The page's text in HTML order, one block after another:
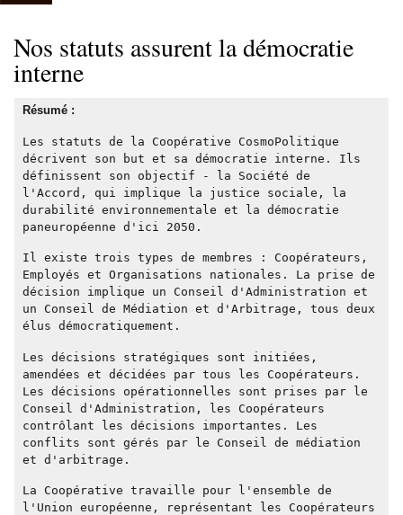
Nos statuts assurent la démocratie
interne
Résumé :
Les statuts de la Coopérative CosmoPolitique
décrivent son but et sa démocratie interne. Ils
définissent son objectif - la Société de
l'Accord, qui implique la justice sociale, la
durabilité environnementale et la démocratie
paneuropéenne d'ici 2050.
Il existe trois types de membres : Coopérateurs,
Employés et Organisations nationales. La prise de
décision implique un Conseil d'Administration et
un Conseil de Médiation et d'Arbitrage, tous deux
élus démocratiquement.
Les décisions stratégiques sont initiées,
amendées et décidées par tous les Coopérateurs.
Les décisions opérationnelles sont prises par le
Conseil d'Administration, les Coopérateurs
contrôlant les décisions importantes. Les
conflits sont gérés par le Conseil de médiation
et d'arbitrage.
La Coopérative travaille pour l'ensemble de
l'Union européenne, représentant les Coopérateurs